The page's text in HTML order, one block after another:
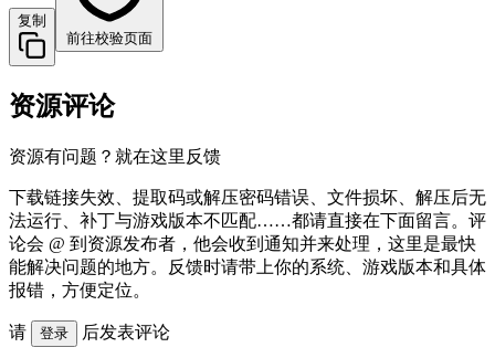
复制
前往校验页面
资源评论
资源有问题？就在这里反馈
下载链接失效、提取码或解压密码错误、文件损坏、解压后无
法运行、补丁与游戏版本不匹配……都请直接在下面留言。评
论会 @ 到资源发布者，他会收到通知并来处理，这里是最快
能解决问题的地方。反馈时请带上你的系统、游戏版本和具体
报错，方便定位。
请 登录 后发表评论